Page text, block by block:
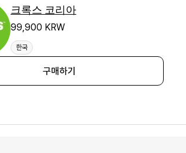
크록스 코리아
99,900 KRW
한국
구매하기